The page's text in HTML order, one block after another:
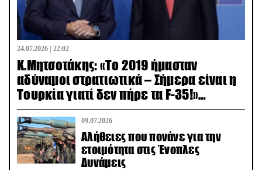
24.07.2026 | 22:02
Κ.Μητσοτάκης: «Το 2019 ήμασταν
αδύναμοι στρατιωτικά – Σήμερα είναι η
Τουρκία γιατί δεν πήρε τα F-35!»
(βίντεο)
09.07.2026
Αλήθειες που πονάνε για την
ετοιμότητα στις Ένοπλες
Δυνάμεις